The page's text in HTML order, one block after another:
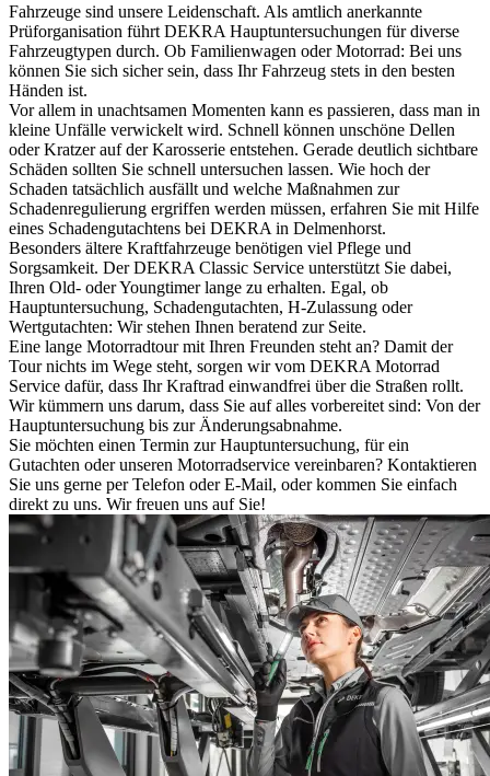
Fahrzeuge sind unsere Leidenschaft. Als amtlich anerkannte
Prüforganisation führt DEKRA Hauptuntersuchungen für diverse
Fahrzeugtypen durch. Ob Familienwagen oder Motorrad: Bei uns
können Sie sich sicher sein, dass Ihr Fahrzeug stets in den besten
Händen ist.
Vor allem in unachtsamen Momenten kann es passieren, dass man in
kleine Unfälle verwickelt wird. Schnell können unschöne Dellen
oder Kratzer auf der Karosserie entstehen. Gerade deutlich sichtbare
Schäden sollten Sie schnell untersuchen lassen. Wie hoch der
Schaden tatsächlich ausfällt und welche Maßnahmen zur
Schadenregulierung ergriffen werden müssen, erfahren Sie mit Hilfe
eines Schadengutachtens bei DEKRA in Delmenhorst.
Besonders ältere Kraftfahrzeuge benötigen viel Pflege und
Sorgsamkeit. Der DEKRA Classic Service unterstützt Sie dabei,
Ihren Old- oder Youngtimer lange zu erhalten. Egal, ob
Hauptuntersuchung, Schadengutachten, H-Zulassung oder
Wertgutachten: Wir stehen Ihnen beratend zur Seite.
Eine lange Motorradtour mit Ihren Freunden steht an? Damit der
Tour nichts im Wege steht, sorgen wir vom DEKRA Motorrad
Service dafür, dass Ihr Kraftrad einwandfrei über die Straßen rollt.
Wir kümmern uns darum, dass Sie auf alles vorbereitet sind: Von der
Hauptuntersuchung bis zur Änderungsabnahme.
Sie möchten einen Termin zur Hauptuntersuchung, für ein
Gutachten oder unseren Motorradservice vereinbaren? Kontaktieren
Sie uns gerne per Telefon oder E-Mail, oder kommen Sie einfach
direkt zu uns. Wir freuen uns auf Sie!